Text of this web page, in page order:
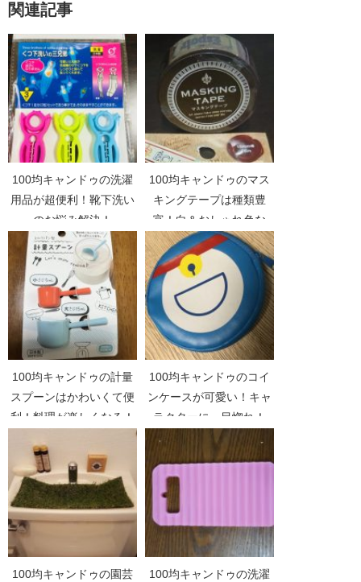
関連記事
100均キャンドゥの洗濯
用品が超便利！靴下洗い
のお悩み解決！
100均キャンドゥのマス
キングテープは種類豊
富！白＆おしゃれ色な
ど！
100均キャンドゥの計量
スプーンはかわいくて便
利！料理が楽しくなる！
100均キャンドゥのコイ
ンケースが可愛い！キャ
ラクターに一目惚れ！
100均キャンドゥの園芸
100均キャンドゥの洗濯